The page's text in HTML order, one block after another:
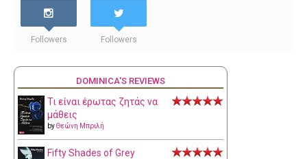
Followers Followers
DOMINICA'S REVIEWS
Τι είναι έρωτας ζητάς να
μάθεις
byΘεώνη Μπριλή
Fifty Shades of Grey